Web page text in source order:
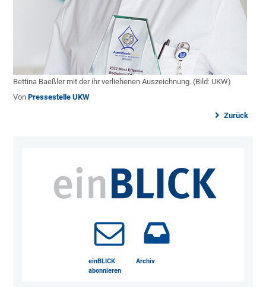
Bettina Baeßler mit der ihr verliehenen Auszeichnung. (Bild: UKW)
VonPressestelle UKW
Zurück
einBLICK
abonnieren
Archiv